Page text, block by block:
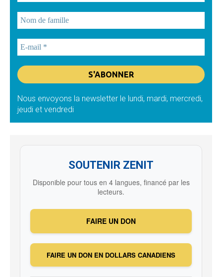
Nous envoyons la newsletter le lundi, mardi, mercredi,
jeudi et vendredi
SOUTENIR ZENIT
Disponible pour tous en 4 langues, financé par les
lecteurs.
FAIRE UN DON
FAIRE UN DON EN DOLLARS CANADIENS